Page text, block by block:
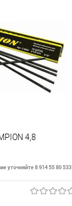
4,8
уточняйте 8 914 55 80 533